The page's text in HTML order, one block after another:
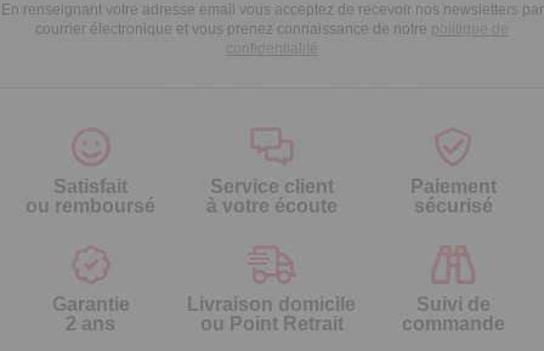
En renseignant votre adresse email vous acceptez de recevoir nos newsletters par
courrier électronique et vous prenez connaissance de notre politique de
confidentialité
Satisfait
ou remboursé
Service client
à votre écoute
Paiement
sécurisé
Garantie
2 ans
Livraison domicile
ou Point Retrait
Suivi de
commande